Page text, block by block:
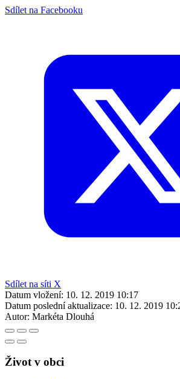
Sdílet na Facebooku
Sdílet na síti X
Datum vložení: 10. 12. 2019 10:17
Datum poslední aktualizace: 10. 12. 2019
Autor: Markéta Dlouhá
Život v obci